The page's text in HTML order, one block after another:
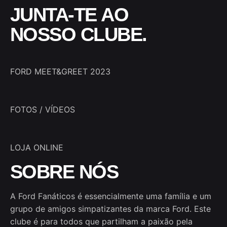
JUNTA-TE AO
NOSSO CLUBE.
FORD MEET&GREET 2023
FOTOS / VÍDEOS
LOJA ONLINE
SOBRE NÓS
A Ford Fanáticos é essencialmente uma família e um
grupo de amigos simpatizantes da marca Ford. Este
clube é para todos que partilham a paixão pela